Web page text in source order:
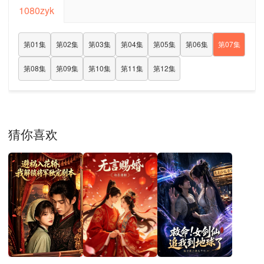
1080zyk
第01集 第02集 第03集 第04集 第05集 第06集 第07集
第08集 第09集 第10集 第11集 第12集
猜你喜欢